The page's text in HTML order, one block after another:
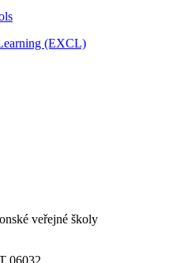
(EXCL)
veřejné školy